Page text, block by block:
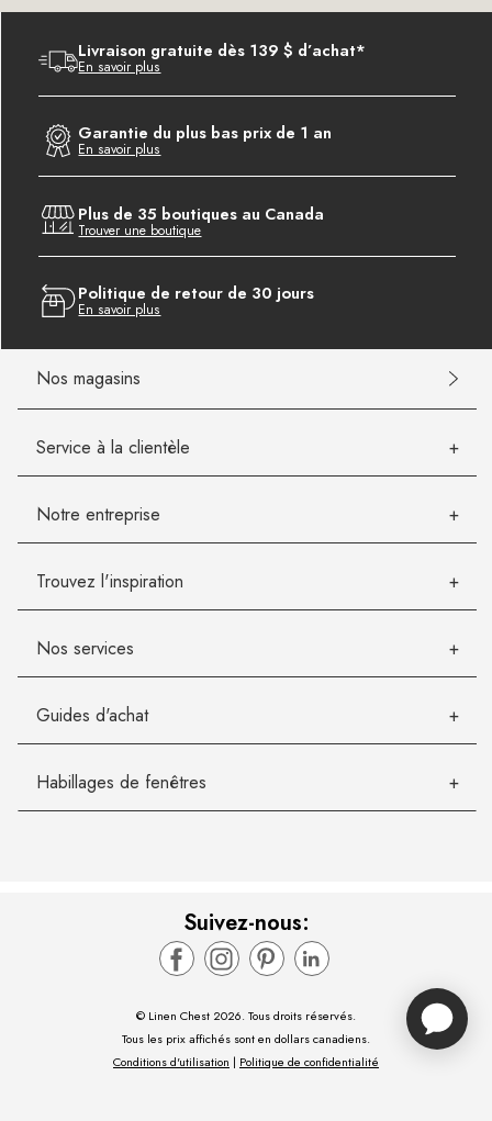
Livraison gratuite dès 139 $ d’achat*
En savoir plus
Garantie du plus bas prix de 1 an
En savoir plus
Plus de 35 boutiques au Canada
Trouver une boutique
Politique de retour de 30 jours
En savoir plus
Nos magasins
Service à la clientèle
Notre entreprise
Trouvez l'inspiration
Nos services
Guides d'achat
Habillages de fenêtres
Suivez-nous:
© Linen Chest 2026. Tous droits réservés.
Tous les prix affichés sont en dollars canadiens.
Conditions d'utilisation | Politique de confidentialité